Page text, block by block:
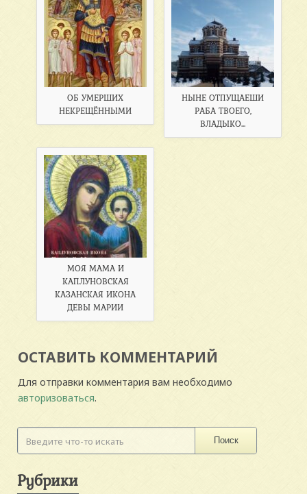
ОБ УМЕРШИХ
НЕКРЕЩЁННЫМИ
НЫНЕ ОТПУЩАЕШИ
РАБА ТВОЕГО,
ВЛАДЫКО...
МОЯ МАМА И
КАПЛУНОВСКАЯ
КАЗАНСКАЯ ИКОНА
ДЕВЫ МАРИИ
ОСТАВИТЬ КОММЕНТАРИЙ
Для отправки комментария вам необходимо
авторизоваться.
Поиск
Рубрики